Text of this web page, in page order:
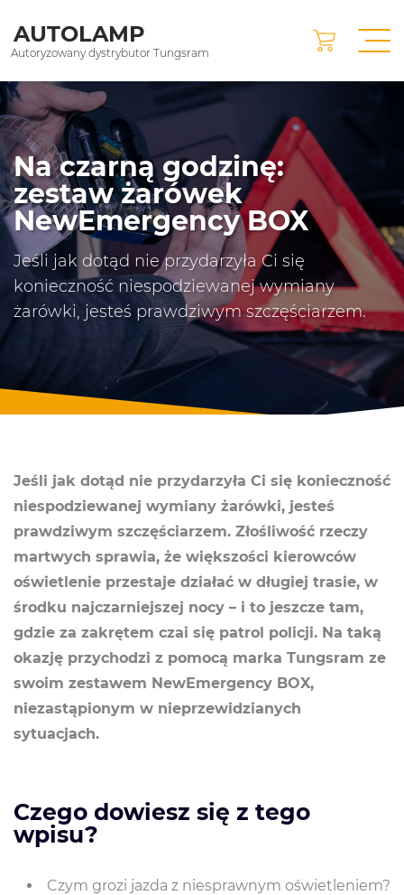
AUTOLAMP
Autoryzowany dystrybutor Tungsram
Na czarną godzinę:
zestaw żarówek
NewEmergency BOX
Jeśli jak dotąd nie przydarzyła Ci się
konieczność niespodziewanej wymiany
żarówki, jesteś prawdziwym szczęściarzem.
Jeśli jak dotąd nie przydarzyła Ci się konieczność
niespodziewanej wymiany żarówki, jesteś
prawdziwym szczęściarzem. Złośliwość rzeczy
martwych sprawia, że większości kierowców
oświetlenie przestaje działać w długiej trasie, w
środku najczarniejszej nocy – i to jeszcze tam,
gdzie za zakrętem czai się patrol policji. Na taką
okazję przychodzi z pomocą marka Tungsram ze
swoim zestawem NewEmergency BOX,
niezastąpionym w nieprzewidzianych
sytuacjach.
Czego dowiesz się z tego
wpisu?
Czym grozi jazda z niesprawnym oświetleniem?